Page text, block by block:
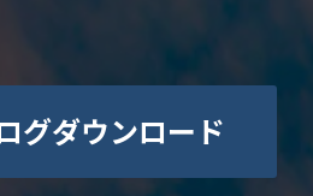
グダウンロード